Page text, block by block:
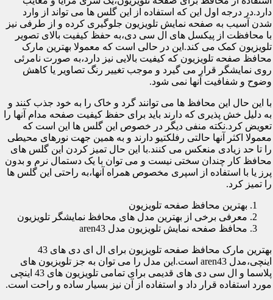
دارد.در درجه اول این که استفاده از این گلس ها می تواند از وارد
شدن آسیب به صفحه نمایش تلویزیون جلوگیری کرده و از طرفی نیز
با محافظت از پیکسل های ال سی دی،به حفظ کیفیت بالای تصویر
تلویزیون کمک می کند.این در حالی است که معمولا بهترین مارک
محافظ صفحه تلویزیون که کیفیت بالایی نیز دارد،به صورت نامرئی
روی نمایشگر قرار می گیرد و موجب تغییر رنگ تصاویر یا کاهش
وضوح و شفافیت آنها نمی شود.
با این حال این محافظ ها می توانند گرد و خاک را به خود جذب کنند و
به دلیل خش پذیری که دارند باید برای حفظ کیفیت صفحه مدام آنها را
تعویض کرد.نکته منفی دیگر در خصوص این گلس ها این است که
معمولا اکثر آنها حالتی رفلکتیو دارند و به همین جهت نورهای محیطی
را تا حد زیادی منعکس می کنند.با این حال تمیز کردن این گلس های
محافظ کار چندان سختی نیست و می توان با یک دستمال نرم و بدون
پرز یا با استفاده از اسپری مخصوص همراه آنها،به راحتی این گلس ها
را تمیز کرد.
بهترین محافظ صفحه تلویزیون
معرفی برخی از بهترین مدل های محافظ نمایشگر تلویزیون
محافظ صفحه نمایش تلویزیون مدل aren43
بهترین مارک محافظ صفحه تلویزیون برای ال ای دی های 43
اینچی،مدل aren43 است.این مدل را می توان به جز تلویزیون های
پلاسما و ال سی دی های قدیمی برای تمامی تلویزیون های 43 اینچی
مورد استفاده قرار داد و استفاده از آن نیز بسیار ساده و راحت است.